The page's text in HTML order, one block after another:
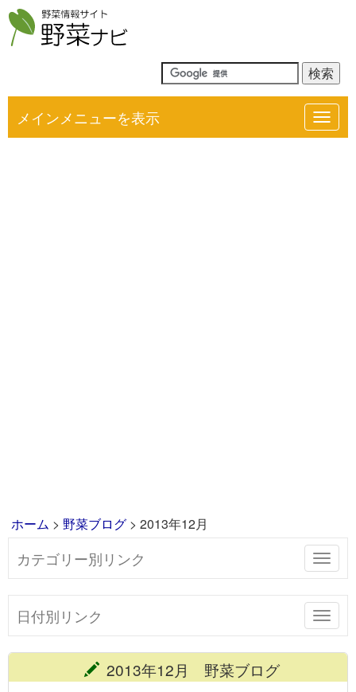
メインメニューを表示
ホーム > 野菜ブログ > 2013年12月
カテゴリー別リンク
日付別リンク
2013年12月 野菜ブログ